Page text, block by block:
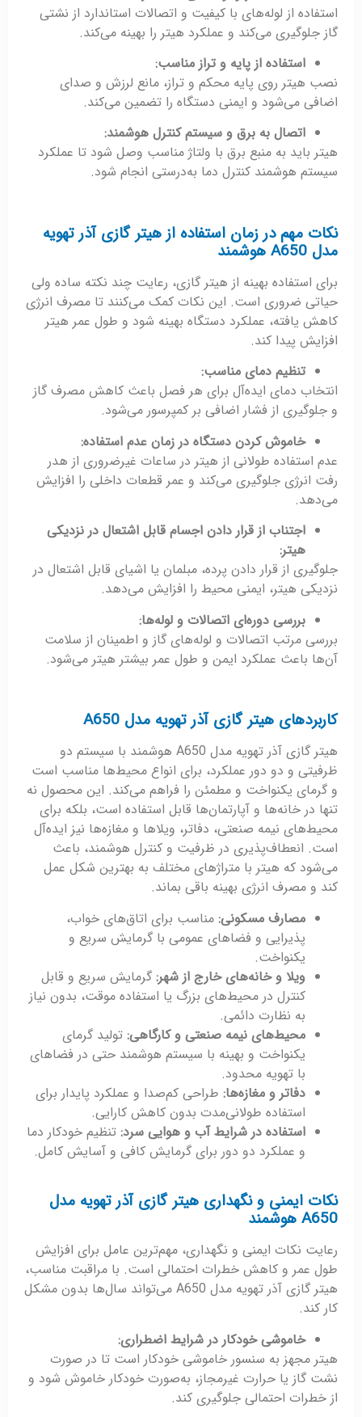
استفاده از لوله‌های با کیفیت و اتصالات استاندارد از نشتی
گاز جلوگیری می‌کند و عملکرد هیتر را بهینه می‌کند.
استفاده از پایه و تراز مناسب:
نصب هیتر روی پایه محکم و تراز، مانع لرزش و صدای
اضافی می‌شود و ایمنی دستگاه را تضمین می‌کند.
اتصال به برق و سیستم کنترل هوشمند:
هیتر باید به منبع برق با ولتاژ مناسب وصل شود تا عملکرد
سیستم هوشمند کنترل دما به‌درستی انجام شود.
نکات مهم در زمان استفاده از هیتر گازی آذر تهویه
مدل A650 هوشمند
برای استفاده بهینه از هیتر گازی، رعایت چند نکته ساده ولی
حیاتی ضروری است. این نکات کمک می‌کنند تا مصرف انرژی
کاهش یافته، عملکرد دستگاه بهینه شود و طول عمر هیتر
افزایش پیدا کند.
تنظیم دمای مناسب:
انتخاب دمای ایده‌آل برای هر فصل باعث کاهش مصرف گاز
و جلوگیری از فشار اضافی بر کمپرسور می‌شود.
خاموش کردن دستگاه در زمان عدم استفاده:
عدم استفاده طولانی از هیتر در ساعات غیرضروری از هدر
رفت انرژی جلوگیری می‌کند و عمر قطعات داخلی را افزایش
می‌دهد.
اجتناب از قرار دادن اجسام قابل اشتعال در نزدیکی
هیتر:
جلوگیری از قرار دادن پرده، مبلمان یا اشیای قابل اشتعال در
نزدیکی هیتر، ایمنی محیط را افزایش می‌دهد.
بررسی دوره‌ای اتصالات و لوله‌ها:
بررسی مرتب اتصالات و لوله‌های گاز و اطمینان از سلامت
آن‌ها باعث عملکرد ایمن و طول عمر بیشتر هیتر می‌شود.
کاربردهای هیتر گازی آذر تهویه مدل A650
هیتر گازی آذر تهویه مدل A650 هوشمند با سیستم دو
ظرفیتی و دو دور عملکرد، برای انواع محیط‌ها مناسب است
و گرمای یکنواخت و مطمئن را فراهم می‌کند. این محصول نه
تنها در خانه‌ها و آپارتمان‌ها قابل استفاده است، بلکه برای
محیط‌های نیمه صنعتی، دفاتر، ویلاها و مغازه‌ها نیز ایده‌آل
است. انعطاف‌پذیری در ظرفیت و کنترل هوشمند، باعث
می‌شود که هیتر با متراژهای مختلف به بهترین شکل عمل
کند و مصرف انرژی بهینه باقی بماند.
مصارف مسکونی: مناسب برای اتاق‌های خواب،
پذیرایی و فضاهای عمومی با گرمایش سریع و
یکنواخت.
ویلا و خانه‌های خارج از شهر: گرمایش سریع و قابل
کنترل در محیط‌های بزرگ یا استفاده موقت، بدون نیاز
به نظارت دائمی.
محیط‌های نیمه صنعتی و کارگاهی: تولید گرمای
یکنواخت و بهینه با سیستم هوشمند حتی در فضاهای
با تهویه محدود.
دفاتر و مغازه‌ها: طراحی کم‌صدا و عملکرد پایدار برای
استفاده طولانی‌مدت بدون کاهش کارایی.
استفاده در شرایط آب و هوایی سرد: تنظیم خودکار دما
و عملکرد دو دور برای گرمایش کافی و آسایش کامل.
نکات ایمنی و نگهداری هیتر گازی آذر تهویه مدل
A650 هوشمند
رعایت نکات ایمنی و نگهداری، مهم‌ترین عامل برای افزایش
طول عمر و کاهش خطرات احتمالی است. با مراقبت مناسب،
هیتر گازی آذر تهویه مدل A650 می‌تواند سال‌ها بدون مشکل
کار کند.
خاموشی خودکار در شرایط اضطراری:
هیتر مجهز به سنسور خاموشی خودکار است تا در صورت
نشت گاز یا حرارت غیرمجاز، به‌صورت خودکار خاموش شود و
از خطرات احتمالی جلوگیری کند.